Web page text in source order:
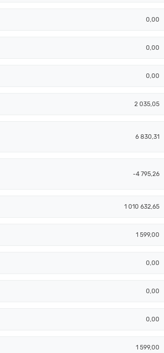
0,00
0,00
0,00
2 035,05
6 830,31
-4 795,26
1 010 632,65
1 599,00
0,00
0,00
0,00
1 599,00